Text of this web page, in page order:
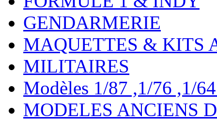
GENDARMERIE
MAQUETTES & KITS
MILITAIRES
Modèles 1/87 ,1/76 ,1/
MODELES ANCIENS